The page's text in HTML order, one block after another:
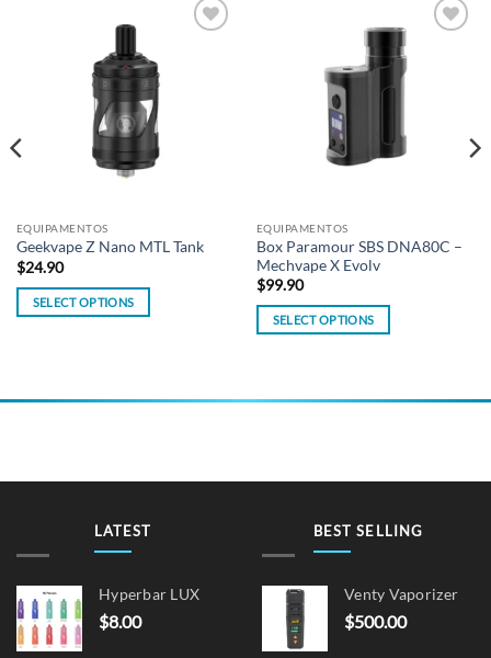
EQUIPAMENTOS
Geekvape Z Nano MTL Tank
$24.90
SELECT OPTIONS
multiple
on
product
page
EQUIPAMENTOS
Box Paramour SBS DNA80C –
Mechvape X Evolv
$99.90
SELECT OPTIONS
options
chosen
product
LATEST
Hyperbar LUX
$8.00
BEST SELLING
Venty Vaporizer
$500.00